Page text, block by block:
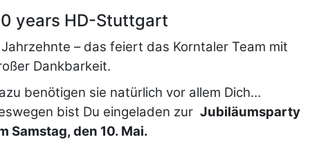
years HD-Stuttgart
– das feiert das Korntaler Team mit
Dankbarkeit.
benötigen sie natürlich vor allem Dich…
bist Du eingeladen zur Jubiläumsparty
Samstag, den 10. Mai.